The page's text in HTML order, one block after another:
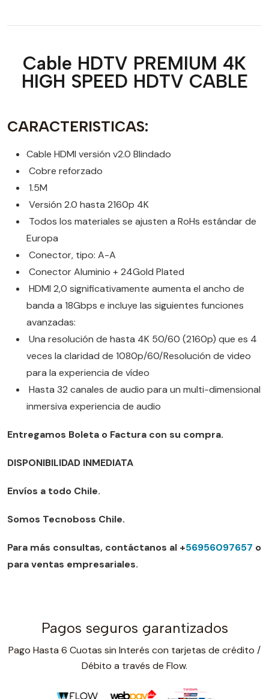
Cable HDTV PREMIUM 4K
HIGH SPEED HDTV CABLE
CARACTERISTICAS:
Cable HDMI versión v2.0 Blindado
Cobre reforzado
1.5M
Versión 2.0 hasta 2160p 4K
Todos los materiales se ajusten a RoHs estándar de
Europa
Conector, tipo: A-A
Conector Aluminio + 24Gold Plated
HDMI 2,0 significativamente aumenta el ancho de
banda a 18Gbps e incluye las siguientes funciones
avanzadas:
Una resolución de hasta 4K 50/60 (2160p) que es 4
veces la claridad de 1080p/60/Resolución de video
para la experiencia de vídeo
Hasta 32 canales de audio para un multi-dimensional
inmersiva experiencia de audio
Entregamos Boleta o Factura con su compra.
DISPONIBILIDAD INMEDIATA
Envíos a todo Chile.
Somos Tecnoboss Chile.
Para más consultas, contáctanos al +56956097657 o
para ventas empresariales.
Pagos seguros garantizados
Pago Hasta 6 Cuotas sin Interés con tarjetas de crédito /
Débito a través de Flow.